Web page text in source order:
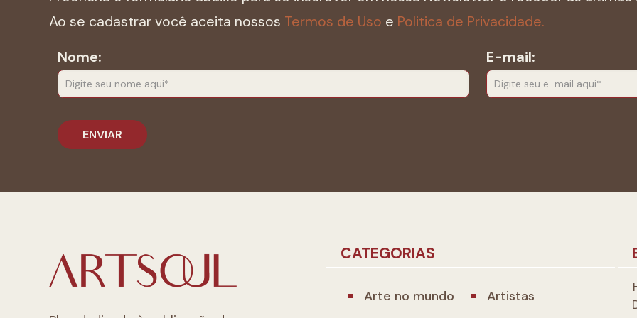
Ao se cadastrar você aceita nossos Termos de Uso e Politica de Privacidade.
Nome:
E-mail:
CATEGORIAS
Arte no mundo
Artistas